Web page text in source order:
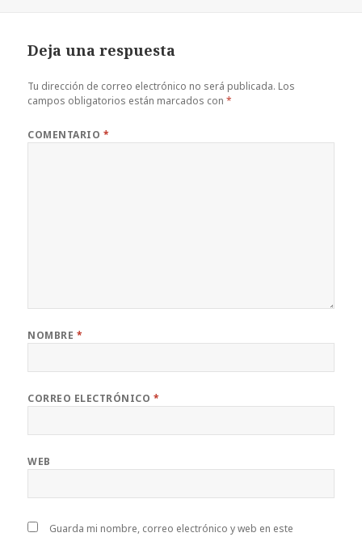
Deja una respuesta
Tu dirección de correo electrónico no será publicada. Los
campos obligatorios están marcados con*
COMENTARIO *
NOMBRE *
CORREO ELECTRÓNICO *
WEB
Guarda mi nombre, correo electrónico y web en este